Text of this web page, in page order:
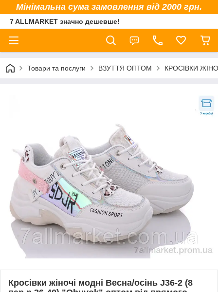
Мінімальна сума замовлення від 2000 грн.
7 ALLMARKET значно дешевше!
Товари та послуги ВЗУТТЯ ОПТОМ КРОСІВКИ
Кросівки жіночі модні Весна/осінь J36-2 (8